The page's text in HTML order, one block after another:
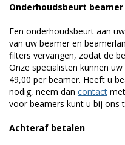
Onderhoudsbeurt beamer
Een onderhoudsbeurt aan
van uw beamer en
filters vervangen, zodat de
Onze specialisten kunnen
49,00 per beamer. Heeft u
nodig, neem dan contact
voor beamers kunt u bij ons
Achteraf betalen